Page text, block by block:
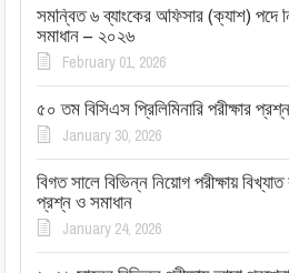
সমন্বিত ৬ ব্যাংকের অফিসার (ক্যাশ) পদে
সমাধান – ২০২৬
February 01, 2026
৫০ তম বিসিএস প্রিলিমিনারি পরীক্ষার
January 30, 2026
বিগত সালে বিভিন্ন নিয়োগ পরীক্ষায়
প্রশ্ন ও সমাধান
January 24, 2026